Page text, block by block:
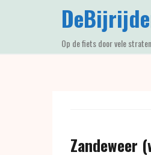
Op de fiets door vele straten
Zandeweer